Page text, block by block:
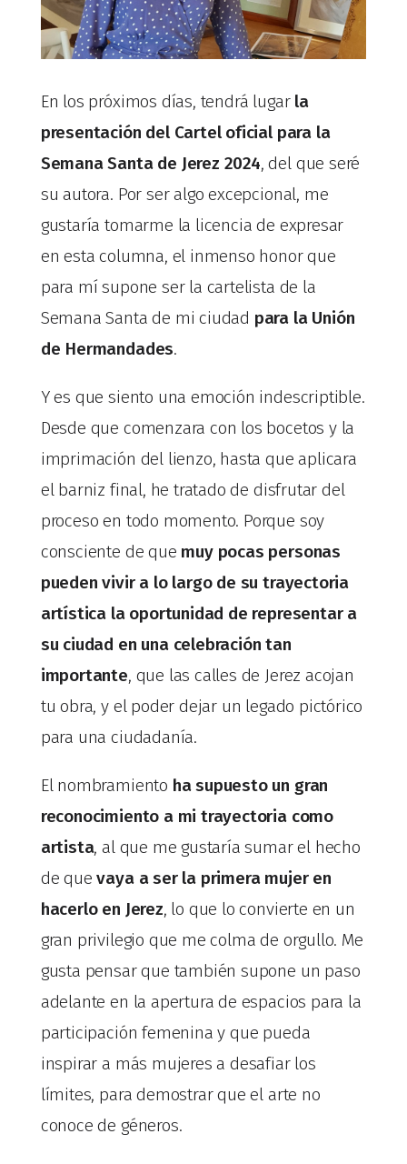
En los próximos días, tendrá lugarla
presentación del Cartel oficial para la
Semana Santa de Jerez 2024, del que seré
su autora. Por ser algo excepcional, me
gustaría tomarme la licencia de expresar
en esta columna, el inmenso honor que
para mí supone ser la cartelista de la
Semana Santa de mi ciudad para la Unión
de Hermandades.
Y es que siento una emoción indescriptible.
Desde que comenzara con los bocetos y la
imprimación del lienzo, hasta que aplicara
el barniz final, he tratado de disfrutar del
proceso en todo momento. Porque soy
consciente de que muy pocas personas
pueden vivir a lo largo de su trayectoria
artística la oportunidad de representar a
su ciudad en una celebración tan
importante, que las calles de Jerez acojan
tu obra, y el poder dejar un legado pictórico
para una ciudadanía.
El nombramiento ha supuesto un gran
reconocimiento a mi trayectoria como
artista, al que me gustaría sumar el hecho
de quevaya a ser la primera mujer en
hacerlo en Jerez, lo que lo convierte en un
gran privilegio que me colma de orgullo. Me
gusta pensar que también supone un paso
adelante en la apertura de espacios para la
participación femenina y que pueda
inspirar a más mujeres a desafiar los
límites, para demostrar que el arte no
conoce de géneros.